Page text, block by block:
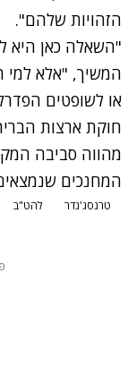
הזהויות שלהם".
"השאלה כאן היא
המשיך, "אלא למי
או לשופטים
חוקת ארצות
מהווה סביבה
המחנכים
טרנסג'נדר להט"ב